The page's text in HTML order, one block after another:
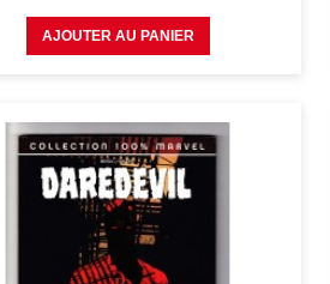
AJOUTER AU PANIER